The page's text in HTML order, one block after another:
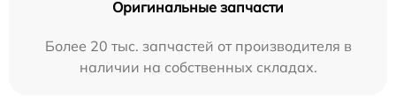
Оригинальные запчасти
Более 20 тыс. запчастей от производителя в
наличии на собственных складах.